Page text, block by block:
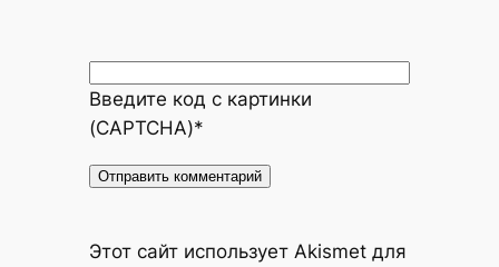
Введите код с картинки
(CAPTCHA)*
Этот сайт использует Akismet для